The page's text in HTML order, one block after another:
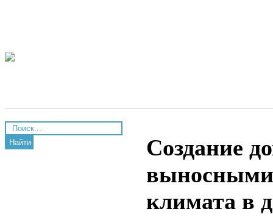
Найти
Создание
выносными
климата в